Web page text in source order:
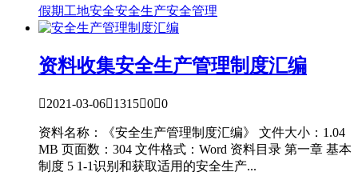
假期工地安全安全生产安全管理
资料收集安全生产管理制度汇编
2021-03-06131500
资料名称：《安全生产管理制度汇编》 文件大小：1.04
MB 页面数：304 文件格式：Word 资料目录 第一章 基本
制度 5 1-1识别和获取适用的安全生产...